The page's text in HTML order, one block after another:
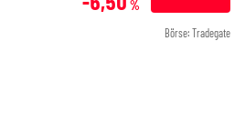
%
Börse: Tradegate